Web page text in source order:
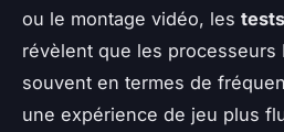
ou le montage vidéo, les
révèlent que les processeurs
souvent en termes de
une expérience de jeu plus